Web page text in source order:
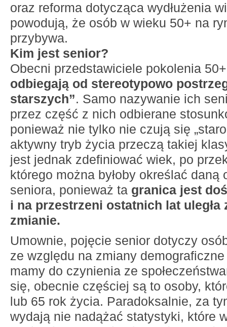
oraz reforma dotycząca wydłużenia
powodują, że osób w wieku 50+ na
przybywa.
Kim jest senior?
Obecni przedstawiciele pokolenia
odbiegają od stereotypowo
starszych”. Samo nazywanie ich
przez część z nich odbierane
ponieważ nie tylko nie czują się
aktywny tryb życia przeczą takiej
jest jednak zdefiniować wiek, po
którego można byłoby określać daną
seniora, ponieważ ta granica jest
i na przestrzeni ostatnich lat uległa
zmianie.
Umownie, pojęcie senior dotyczy
ze względu na zmiany
mamy do czynienia ze
się, obecnie częściej są to osoby,
lub 65 rok życia. Paradoksalnie, za
wydają nie nadążać statystyki, które